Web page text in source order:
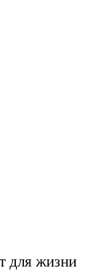
для жизни